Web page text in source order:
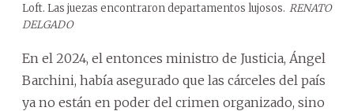
Loft. Las juezas encontraron departamentos lujosos. RENATO
DELGADO
En el 2024, el entonces ministro de Justicia, Ángel
Barchini, había asegurado que las cárceles del país
ya no están en poder del crimen organizado, sino